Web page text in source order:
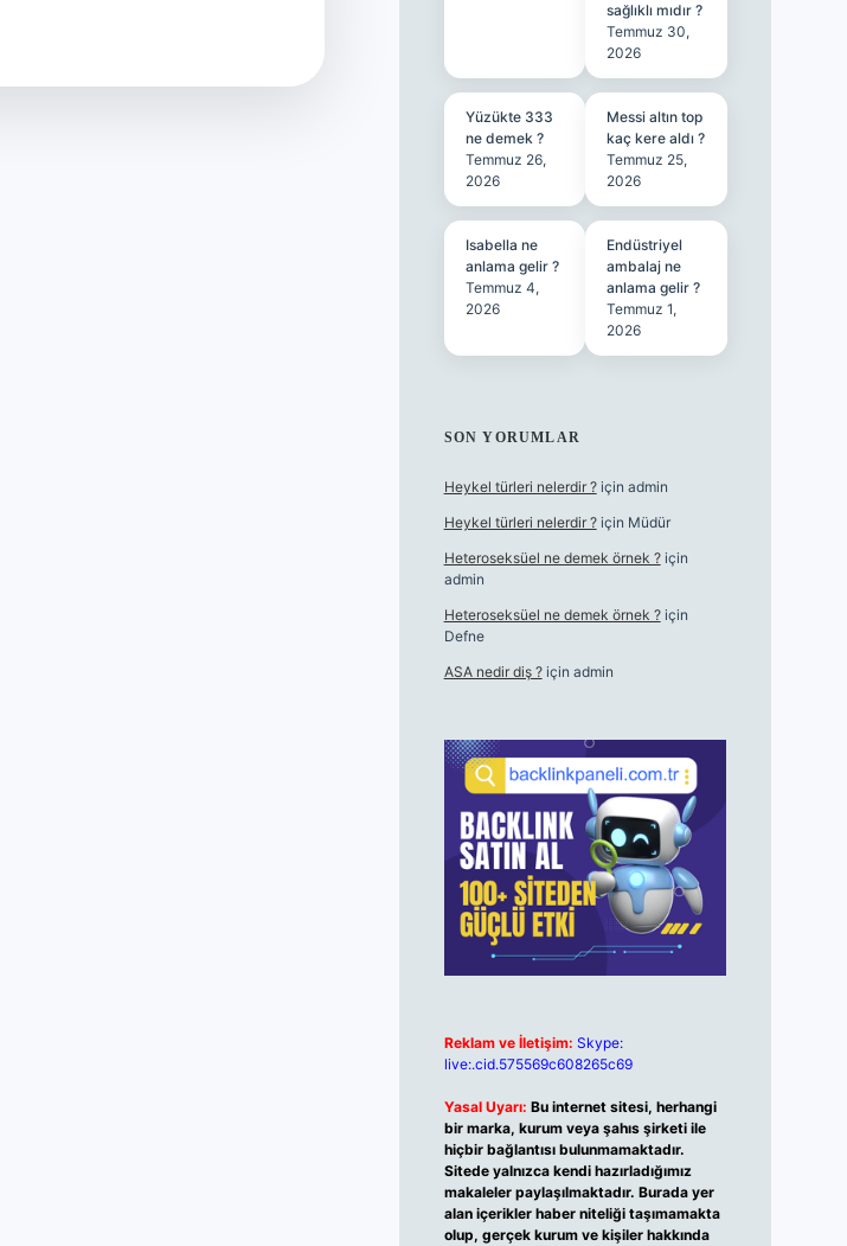
sağlıklı mıdır ?
Temmuz 30,
2026
Yüzükte 333
ne demek ?
Temmuz 26,
2026
Messi altın top
kaç kere aldı ?
Temmuz 25,
2026
Isabella ne
anlama gelir ?
Temmuz 4,
2026
Endüstriyel
ambalaj ne
anlama gelir ?
Temmuz 1,
2026
SON YORUMLAR
Heykel türleri nelerdir ?için admin
Heykel türleri nelerdir ?için Müdür
Heteroseksüel ne demek örnek ?için
admin
Heteroseksüel ne demek örnek ?için
Defne
ASA nedir diş ?için admin
Reklam ve İletişim: Skype:
live:.cid.575569c608265c69
Yasal Uyarı: Bu internet sitesi, herhangi
bir marka, kurum veya şahıs şirketi ile
hiçbir bağlantısı bulunmamaktadır.
Sitede yalnızca kendi hazırladığımız
makaleler paylaşılmaktadır. Burada yer
alan içerikler haber niteliği taşımamakta
olup, gerçek kurum ve kişiler hakkında